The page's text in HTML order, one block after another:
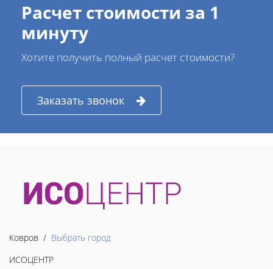
Расчет стоимости за 1
минуту
Хотите получить полный расчет стоимости?
Заказать звонок
Ковров / Выбрать город
ИСОЦЕНТР